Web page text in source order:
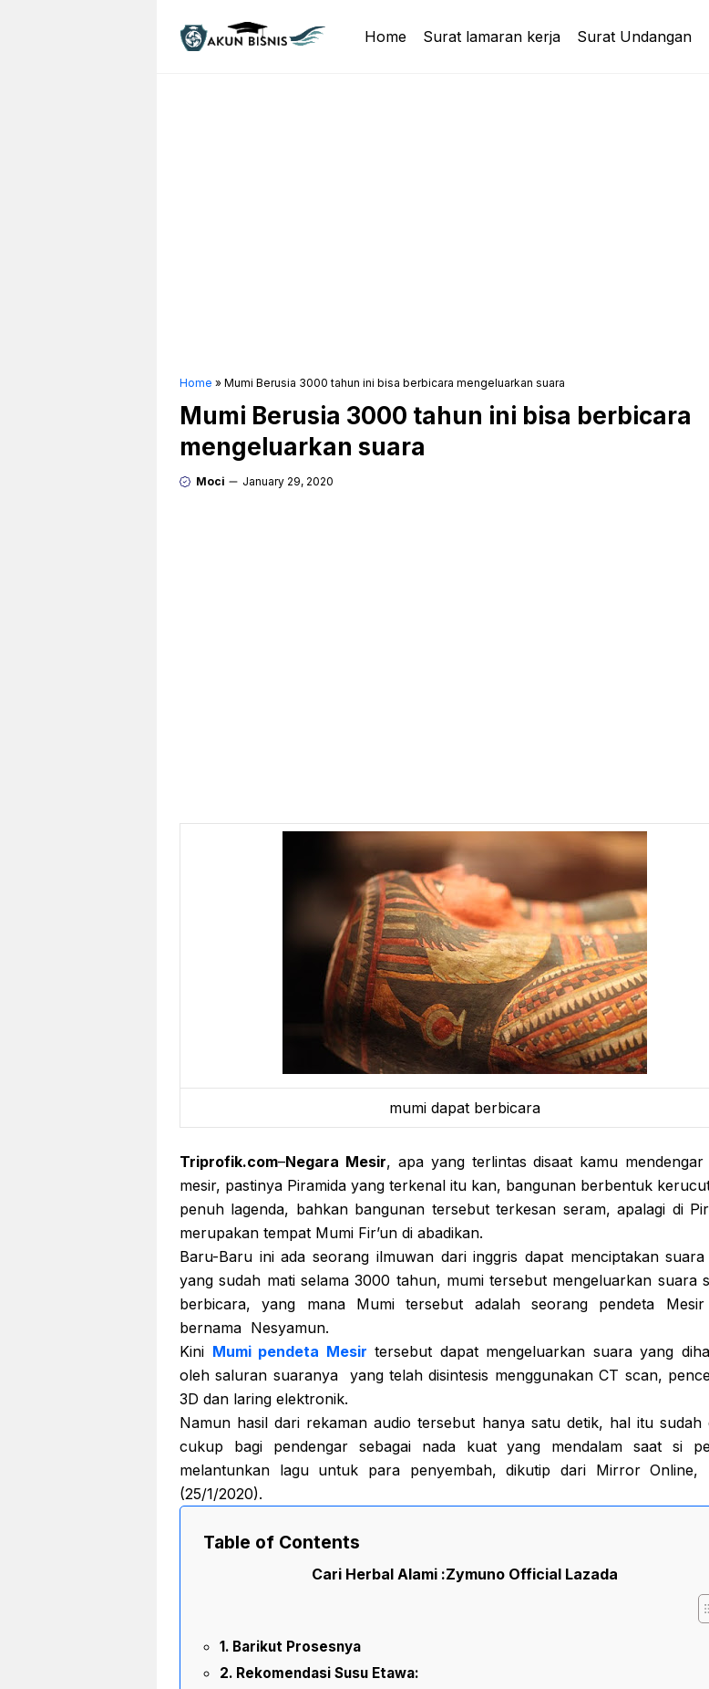
Home Surat lamaran kerja Surat Undangan
Home » Mumi Berusia 3000 tahun ini bisa berbicara mengeluarkan suara
Mumi Berusia 3000 tahun ini bisa berbicara
mengeluarkan suara
Moci January 29, 2020
mumi dapat berbicara
Triprofik.com–Negara Mesir, apa yang terlintas disaat kamu mendengar
mesir, pastinya Piramida yang terkenal itu kan, bangunan berbentuk
penuh lagenda, bahkan bangunan tersebut terkesan seram, apalagi di
merupakan tempat Mumi Fir’un di abadikan.
Baru-Baru ini ada seorang ilmuwan dari inggris dapat menciptakan suara
yang sudah mati selama 3000 tahun, mumi tersebut mengeluarkan suara
berbicara, yang mana Mumi tersebut adalah seorang pendeta
bernama Nesyamun.
Kini Mumi pendeta Mesir tersebut dapat mengeluarkan suara yang
oleh saluran suaranya yang telah disintesis menggunakan CT scan,
3D dan laring elektronik.
Namun hasil dari rekaman audio tersebut hanya satu detik, hal itu sudah
cukup bagi pendengar sebagai nada kuat yang mendalam saat si
melantunkan lagu untuk para penyembah, dikutip dari Mirror Online,
(25/1/2020).
Table of Contents
Cari Herbal Alami :Zymuno Official Lazada
Barikut Prosesnya
Rekomendasi Susu Etawa: